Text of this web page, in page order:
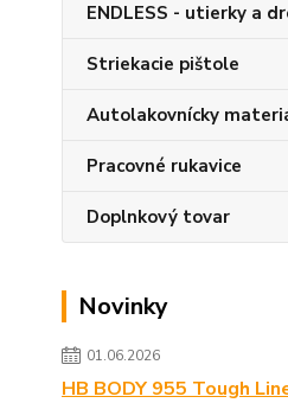
ENDLESS - utierky a
Striekacie pištole
Autolakovnícky
Pracovné rukavice
Doplnkový tovar
Novinky
01.06.2026
HB BODY 955 Tough